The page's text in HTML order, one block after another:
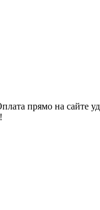
прямо на сайте